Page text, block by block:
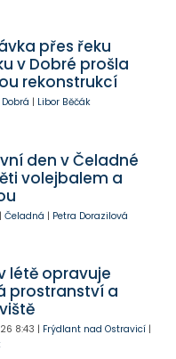
přes řeku
v Dobré prošla
rekonstrukcí
Dobrá | Libor Běčák
den v Čeladné
volejbalem a
| Čeladná | Petra Dorazilová
létě opravuje
prostranství a
8:43 | Frýdlant nad Ostravicí|